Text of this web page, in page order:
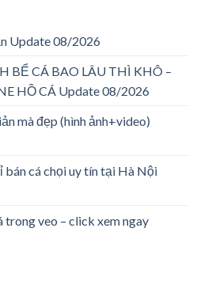
Update 08/2026
BỂ CÁ BAO LÂU THÌ KHÔ –
HỒ CÁ Update 08/2026
mà đẹp (hình ảnh+video)
bán cá chọi uy tín tại Hà Nội
trong veo – click xem ngay